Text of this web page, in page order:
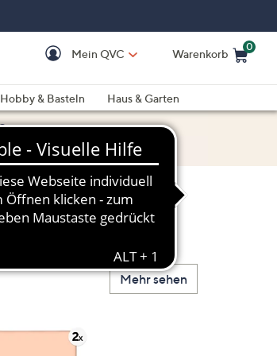
Mein QVC Warenkorb
0
Hobby & Basteln
Haus & Garten
Mehr sehen